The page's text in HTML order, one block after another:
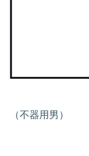
（不器用男）